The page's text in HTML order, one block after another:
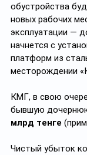
обустройства
новых рабочих
эксплуатации —
начнется с
платформ из
месторождении
КМГ, в свою
бывшую
млрд тенге
Чистый убыток